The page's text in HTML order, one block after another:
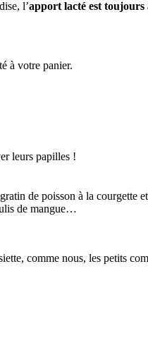
à votre panier.
l’apport lacté est
leurs papilles !
de poisson à la courgette
de mangue…
comme nous, les petits